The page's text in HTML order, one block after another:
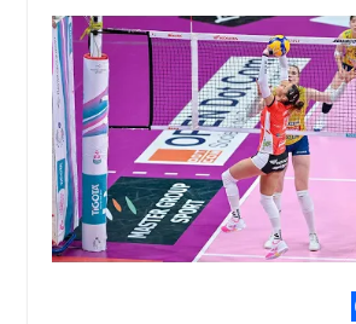
in più”